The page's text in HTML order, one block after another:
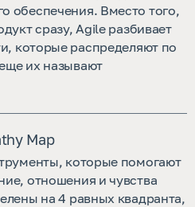
обеспечения. Вместо того,
сразу, Agile разбивает
которые распределяют по
их называют
Map
которые помогают
отношения и чувства
на 4 равных квадранта,